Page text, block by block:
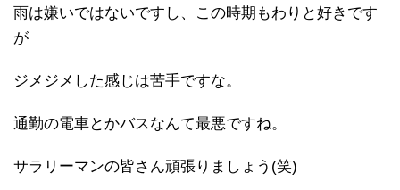
雨は嫌いではないですし、この時期もわりと好きです
が
ジメジメした感じは苦手ですな。
通勤の電車とかバスなんて最悪ですね。
サラリーマンの皆さん頑張りましょう(笑)